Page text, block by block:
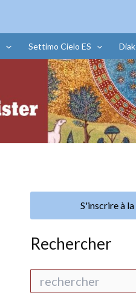
Settimo Cielo ES
S'inscrire à
Rechercher